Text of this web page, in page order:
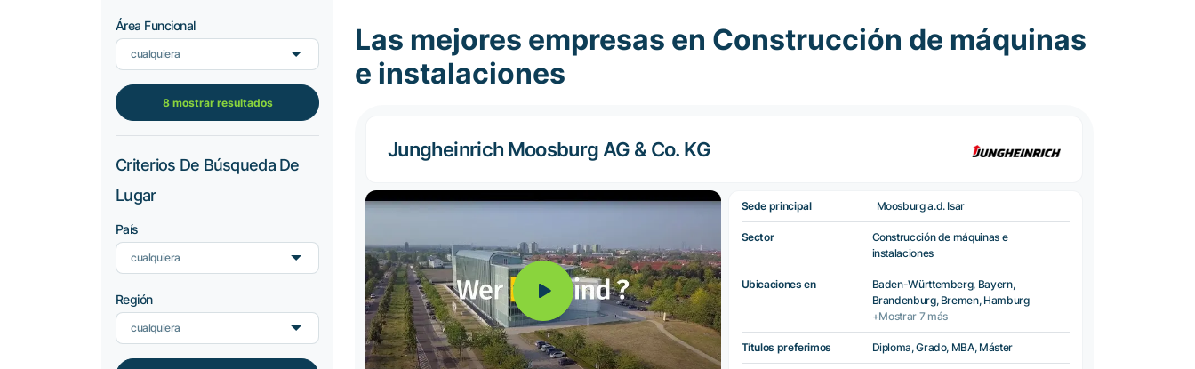
Área Funcional
cualquiera
8 mostrar resultados
Criterios De Búsqueda De
Lugar
País
cualquiera
Región
cualquiera
Las mejores empresas en Construcción de máquinas
e instalaciones
Jungheinrich Moosburg AG & Co. KG
Sede principal Moosburg a.d. Isar
Sector
Construcción de máquinas e
instalaciones
Ubicaciones en
Baden-Württemberg, Bayern,
Brandenburg, Bremen, Hamburg
+Mostrar 7 más
Títulos preferimos Diploma, Grado, MBA, Máster